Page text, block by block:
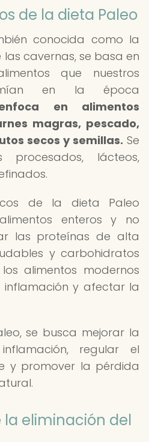
de la dieta Paleo
conocida como la
cavernas, se basa en
que nuestros
en la época
en alimentos
magras, pescado,
secos y semillas. Se
procesados, lácteos,
de la dieta Paleo
enteros y no
las proteínas de alta
y carbohidratos
alimentos modernos
y afectar la
se busca mejorar la
regular el
y promover la pérdida
eliminación del